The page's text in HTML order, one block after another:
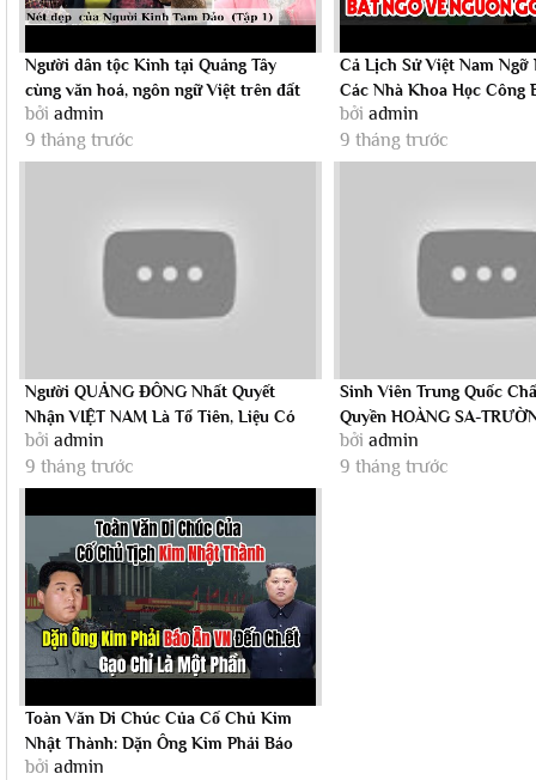
Người dân tộc Kinh tại Quảng Tây
cùng văn hoá, ngôn ngữ Việt trên đất
Trung...
bởi admin
9 tháng trước
Cả Lịch Sử Việt Nam Ngỡ
Các Nhà Khoa Học Công
Gốc Người...
bởi admin
9 tháng trước
Người QUẢNG ĐÔNG Nhất Quyết
Nhận VIỆT NAM Là Tổ Tiên, Liệu Có
Âm Mưu Gì?
bởi admin
9 tháng trước
Sinh Viên Trung Quốc
Quyền HOÀNG SA-
Đại Học...
bởi admin
9 tháng trước
Toàn Văn Di Chúc Của Cố Chủ Kim
Nhật Thành: Dặn Ông Kim Phải Báo
Ân Việt...
bởi admin